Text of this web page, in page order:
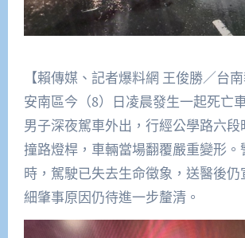
【賴傳媒、記者爆料網 王俊勝／台南
安南區今（8）日凌晨發生一起死亡
男子深夜駕車外出，行經公學路六段
撞路燈桿，車輛當場翻覆嚴重變形。
時，駕駛已失去生命徵象，送醫後
細肇事原因仍待進一步釐清。